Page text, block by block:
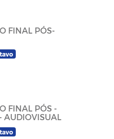
FINAL PÓS-
FINAL PÓS -
AUDIOVISUAL